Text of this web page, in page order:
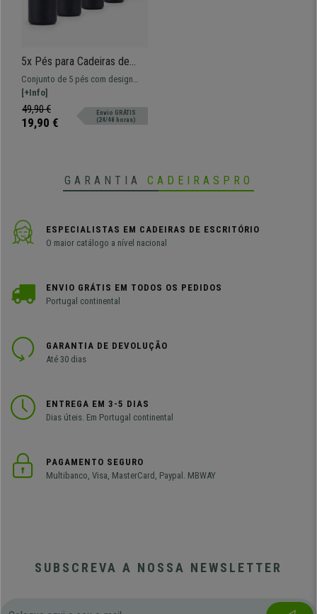
5x Pés para Cadeiras de
Escritório PAD 20, Perno de
11 mm, Base Cilíndrica, Cor
Preto
Conjunto de 5 pés com design
cilíndrico moderno e elegante.
Perfeitos para móveis e cadeiras
de escritório.
[+Info]
49,90 €
19,90 €
Envio GRÁTIS
(24/48 horas)
GARANTIA CADEIRASPRO
ESPECIALISTAS EM CADEIRAS DE ESCRITÓRIO
O maior catálogo a nível nacional
ENVIO GRÁTIS EM TODOS OS PEDIDOS
Portugal continental
GARANTIA DE DEVOLUÇÃO
Até 30 dias
ENTREGA EM 3-5 DIAS
Dias úteis. Em Portugal continental
PAGAMENTO SEGURO
Multibanco, Visa, MasterCard, Paypal. MBWAY
SUBSCREVA A NOSSA NEWSLETTER